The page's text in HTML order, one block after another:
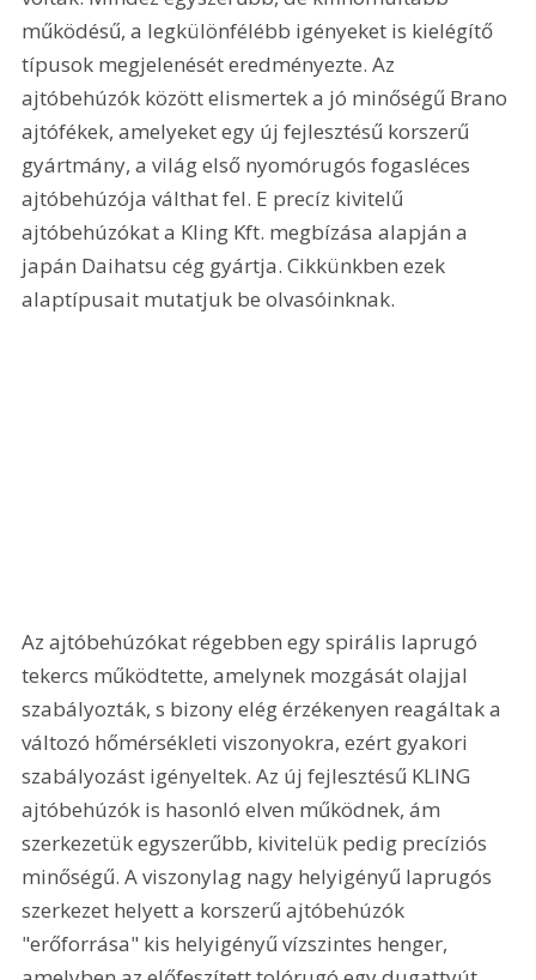
működésű, a legkülönfélébb igényeket is kielégítő
típusok megjelenését eredményezte. Az
ajtóbehúzók között elismertek a jó minőségű Brano
ajtófékek, amelyeket egy új fejlesztésű korszerű
gyártmány, a világ első nyomórugós fogasléces
ajtóbehúzója válthat fel. E precíz kivitelű
ajtóbehúzókat a Kling Kft. megbízása alapján a
japán Daihatsu cég gyártja. Cikkünkben ezek
alaptípusait mutatjuk be olvasóinknak.
Az ajtóbehúzókat régebben egy spirális laprugó
tekercs működtette, amelynek mozgását olajjal
szabályozták, s bizony elég érzékenyen reagáltak a
változó hőmérsékleti viszonyokra, ezért gyakori
szabályozást igényeltek. Az új fejlesztésű KLING
ajtóbehúzók is hasonló elven működnek, ám
szerkezetük egyszerűbb, kivitelük pedig precíziós
minőségű. A viszonylag nagy helyigényű laprugós
szerkezet helyett a korszerű ajtóbehúzók
"erőforrása" kis helyigényű vízszintes henger,